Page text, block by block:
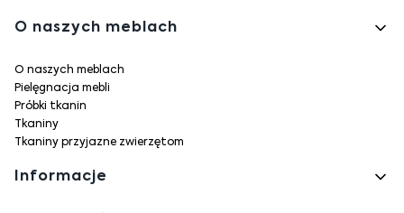
O naszych meblach
O naszych meblach
Pielęgnacja mebli
Próbki tkanin
Tkaniny
Tkaniny przyjazne zwierzętom
Informacje